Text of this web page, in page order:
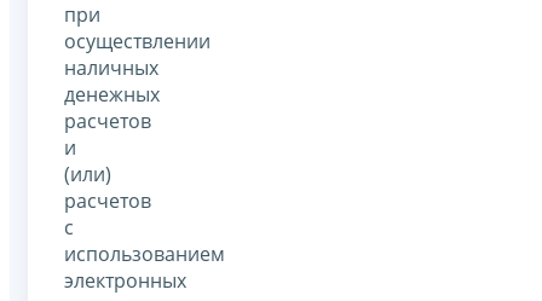
при
осуществлении
наличных
денежных
расчетов
и
(или)
расчетов
с
использованием
электронных